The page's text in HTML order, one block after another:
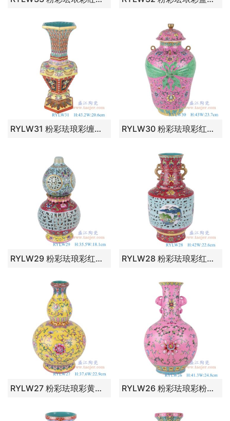
RYLW31 粉彩珐琅彩缠枝莲开窗博古纹六方花菇瓶 高：43.2直径：20.6口径：底径：16.9重量：3.5KG RYLW30 粉彩珐琅彩红底缠枝莲镀金四耳盖罐包袱甁将军罐 高：43直径：23.7口径：底径：12.9重量：4.85KG
RYLW29 粉彩珐琅彩红蓝底缠枝莲镂空雕刻葫芦转心瓶 高：35.5直径：18.1口径：底径：12.3重量：1.45KG RYLW28 粉彩珐琅彩红蓝底扒花缠枝莲镂空雕刻开窗山水双耳套瓶转心瓶 高：42直径：22.6口径：底径：15重量：5.85KG
RYLW27 粉彩珐琅彩黄底扒花缠枝莲葫芦瓶 高：37.6直径：22.9口径：底径：14.5重量：3.7KG RYLW26 粉彩珐琅彩粉红底蝙蝠耳扒花缠枝莲双耳赏瓶 高：41.3直径：24.8口径：底径：13.9重量：3.25KG